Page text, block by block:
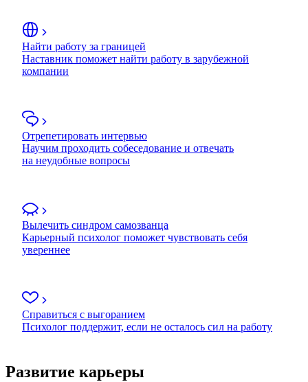
Найти работу за границей
Наставник поможет найти работу в зарубежной
компании
Отрепетировать интервью
Научим проходить собеседование и отвечать
на неудобные вопросы
Вылечить синдром самозванца
Карьерный психолог поможет чувствовать себя
увереннее
Справиться с выгоранием
Психолог поддержит, если не осталось сил на работу
Развитие карьеры